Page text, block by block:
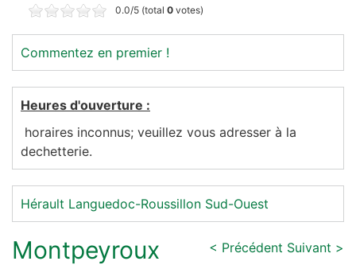
0.0/5 (total 0 votes)
Commentez en premier !
Heures d'ouverture :
horaires inconnus; veuillez vous adresser à la
dechetterie.
Hérault Languedoc-Roussillon Sud-Ouest
Montpeyroux < Précédent Suivant >